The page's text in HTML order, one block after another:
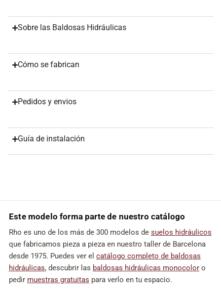
Sobre las Baldosas Hidráulicas
Cómo se fabrican
Pedidos y envios
Guía de instalación
Este modelo forma parte de nuestro catálogo
Rho es uno de los más de 300 modelos de suelos hidráulicos
que fabricamos pieza a pieza en nuestro taller de Barcelona
desde 1975. Puedes ver el catálogo completo de baldosas
hidráulicas, descubrir las baldosas hidráulicas monocolor o
pedir muestras gratuitas para verlo en tu espacio.